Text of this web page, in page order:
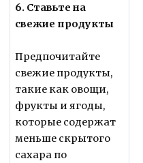
6. Ставьте на
свежие продукты
Предпочитайте
свежие продукты,
такие как овощи,
фрукты и ягоды,
которые содержат
меньше скрытого
сахара по